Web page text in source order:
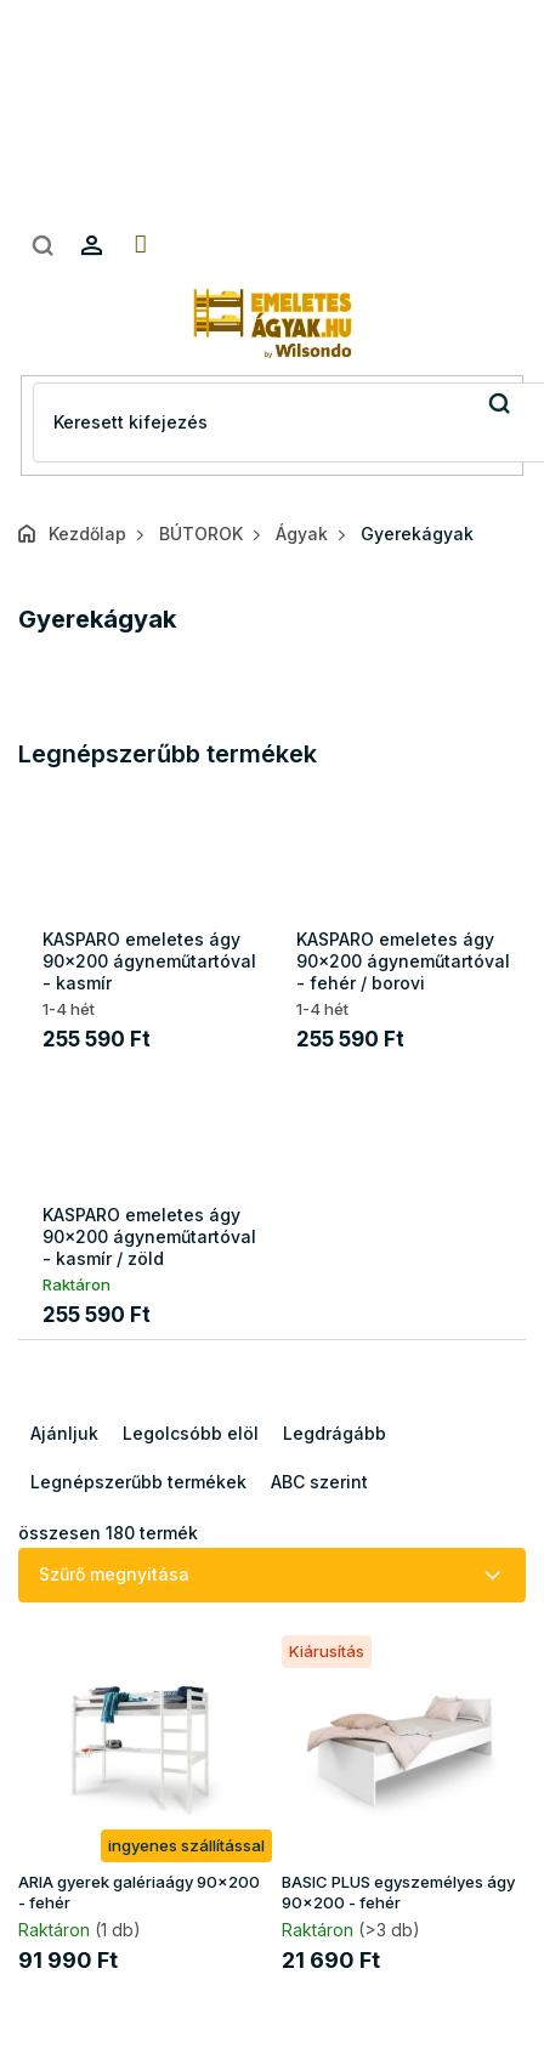
Kezdőlap BÚTOROK Ágyak Gyerekágyak
Gyerekágyak
Legnépszerűbb termékek
KASPARO emeletes ágy
90x200 ágyneműtartóval
- kasmír
1-4 hét
255 590 Ft
KASPARO emeletes ágy
90x200 ágyneműtartóval
- fehér / borovi
1-4 hét
255 590 Ft
KASPARO emeletes ágy
90x200 ágyneműtartóval
- kasmír / zöld
Raktáron
255 590 Ft
e
m
k
Ajánljuk Legolcsóbb elöl Legdrágább
Legnépszerűbb termékek ABC szerint
összesen 180termék
Szűrő megnyitása
i
s
t
á
ingyenes szállítással
ARIA gyerek galériaágy 90x200
- fehér
Raktáron (1 db)
91 990 Ft
Kiárusítás
BASIC PLUS egyszemélyes ágy
90x200 - fehér
Raktáron (>3 db)
21 690 Ft